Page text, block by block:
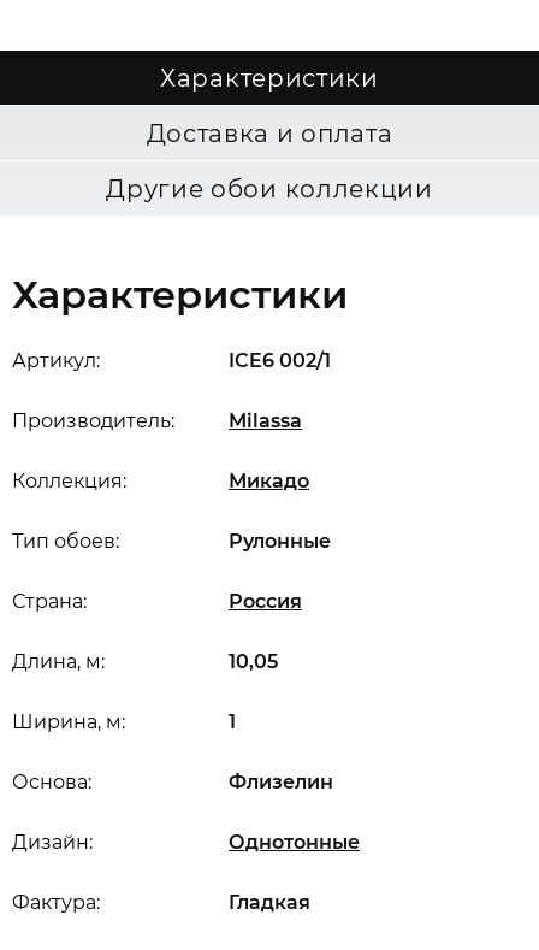
Характеристики
Доставка и оплата
Другие обои коллекции
Характеристики
Артикул: ICE6 002/1
Производитель: Milassa
Коллекция: Микадо
Длина, м: 10,05
Ширина, м: 1
Дизайн: Однотонные
Основа: Флизелин
Страна: Россия
Тип обоев: Рулонные
Фактура: Гладкая